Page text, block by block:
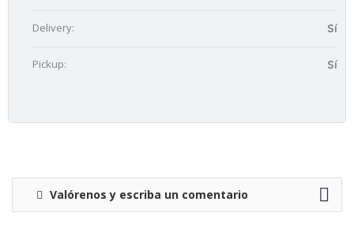
Delivery: Sí
Pickup: Sí
Valórenos y escriba un comentario